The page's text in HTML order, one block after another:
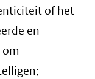
of het
en